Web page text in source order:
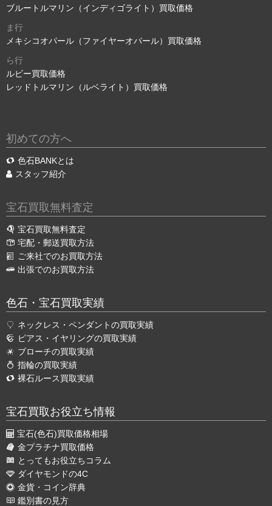
ブルートルマリン（インディゴライト）買取価格
ま行
メキシコオパール（ファイヤーオパール）買取価格
ら行
ルビー買取価格
レッドトルマリン（ルベライト）買取価格
初めての方へ
色石BANKとは
スタッフ紹介
宝石買取無料査定
宝石買取無料査定
宅配・郵送買取方法
ご来社でのお買取方法
出張でのお買取方法
色石・宝石買取実績
ネックレス・ペンダントの買取実績
ピアス・イヤリングの買取実績
ブローチの買取実績
指輪の買取実績
裸石ルース買取実績
宝石買取お役立ち情報
宝石(色石)買取価格相場
金プラチナ買取価格
とってもお役立ちコラム
ダイヤモンドの4C
金貨・コイン辞典
鑑別書の見方